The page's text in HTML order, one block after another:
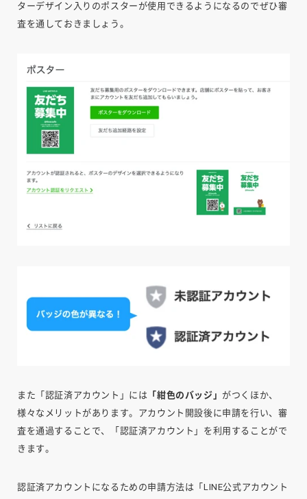
ターデザイン入りのポスターが使用できるようになるのでぜひ審
査を通しておきましょう。
また「認証済アカウント」には 「紺色のバッジ」がつくほか、
様々なメリットがあります。アカウント開設後に申請を行い、審
査を通過することで、「認証済アカウント」を利用することがで
きます。
認証済アカウントになるための申請方法は「LINE公式アカウント